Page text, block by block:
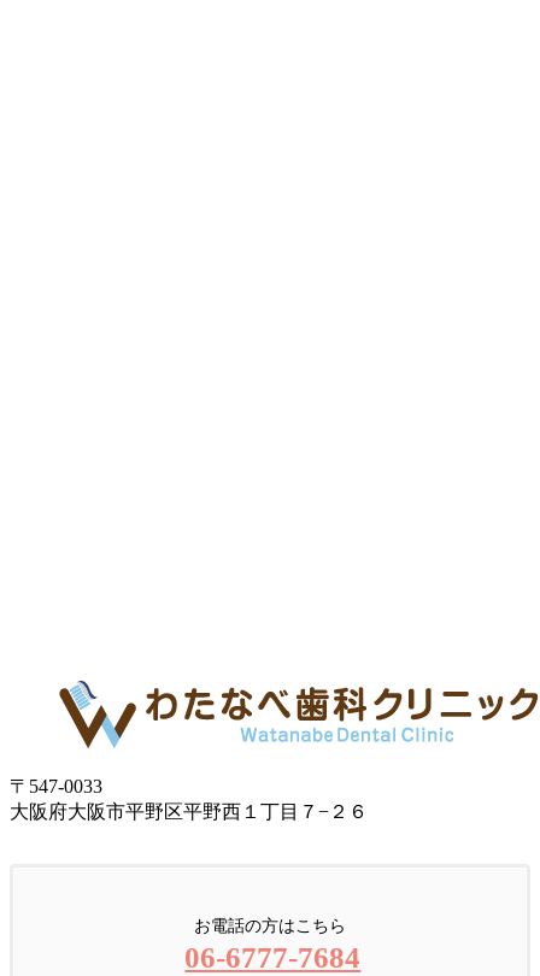
〒547-0033
大阪府大阪市平野区平野西１丁目７−２６
お電話の方はこちら
06-6777-7684